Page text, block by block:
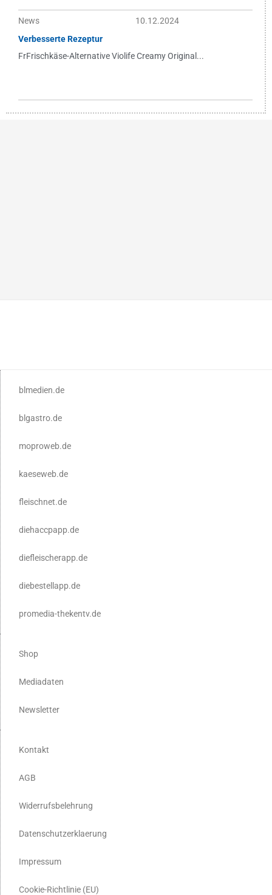
News
10.12.2024
Verbesserte Rezeptur
FrFrischkäse-Alternative Violife Creamy Original...
blmedien.de
blgastro.de
moproweb.de
kaeseweb.de
fleischnet.de
diehaccpapp.de
diefleischerapp.de
diebestellapp.de
promedia-thekentv.de
Shop
Mediadaten
Newsletter
Kontakt
AGB
Widerrufsbelehrung
Datenschutzerklaerung
Impressum
Cookie-Richtlinie (EU)